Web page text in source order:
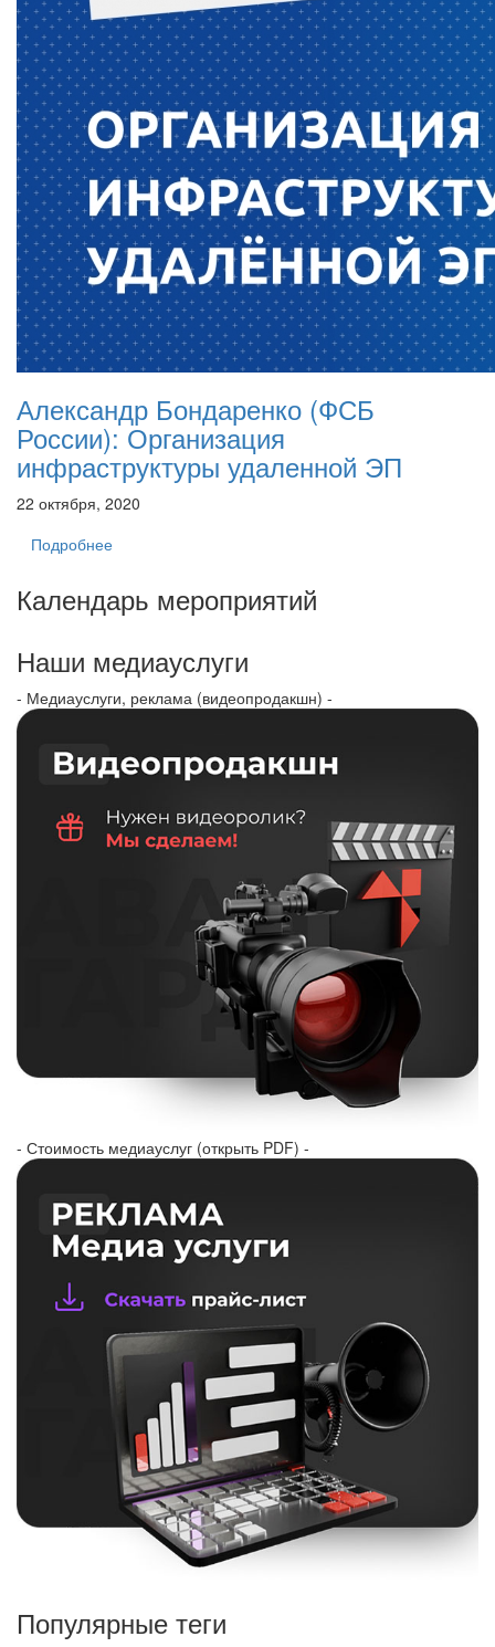
Александр Бондаренко (ФСБ
России): Организация
инфраструктуры удаленной ЭП
22 октября, 2020
Подробнее
Календарь мероприятий
Наши медиауслуги
- Медиауслуги, реклама (видеопродакшн) -
- Стоимость медиауслуг (открыть PDF) -
Популярные теги